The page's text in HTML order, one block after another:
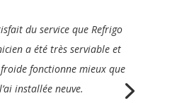
plaisir Refrigo à tous les
la restauration. Ils ont été
et très amicaux, et ont
le jour même.